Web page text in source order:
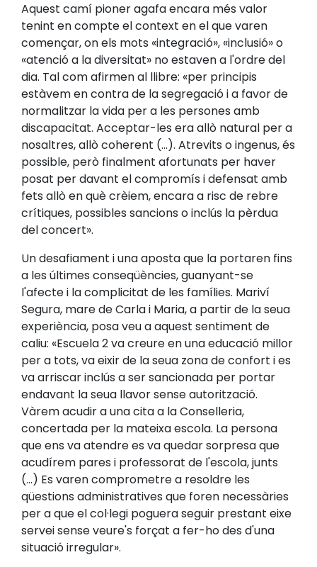
Aquest camí pioner agafa encara més valor
tenint en compte el context en el que varen
començar, on els mots «integració», «inclusió» o
«atenció a la diversitat» no estaven a l'ordre del
dia. Tal com afirmen al llibre: «per principis
estàvem en contra de la segregació i a favor de
normalitzar la vida per a les persones amb
discapacitat. Acceptar-les era allò natural per a
nosaltres, allò coherent (...). Atrevits o ingenus, és
possible, però finalment afortunats per haver
posat per davant el compromís i defensat amb
fets allò en què crèiem, encara a risc de rebre
crítiques, possibles sancions o inclús la pèrdua
del concert».
Un desafiament i una aposta que la portaren fins
a les últimes conseqüències, guanyant-se
l'afecte i la complicitat de les famílies. Mariví
Segura, mare de Carla i Maria, a partir de la seua
experiència, posa veu a aquest sentiment de
caliu: «Escuela 2 va creure en una educació millor
per a tots, va eixir de la seua zona de confort i es
va arriscar inclús a ser sancionada per portar
endavant la seua llavor sense autorització.
Vàrem acudir a una cita a la Conselleria,
concertada per la mateixa escola. La persona
que ens va atendre es va quedar sorpresa que
acudírem pares i professorat de l'escola, junts
(...) Es varen comprometre a resoldre les
qüestions administratives que foren necessàries
per a que el col·legi poguera seguir prestant eixe
servei sense veure's forçat a fer-ho des d'una
situació irregular».